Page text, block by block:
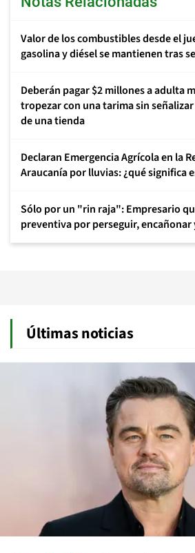
Valor de los combustibles desde el
gasolina y diésel se mantienen tras
Deberán pagar $2 millones a adulta
tropezar con una tarima sin
de una tienda
Declaran Emergencia Agrícola en la
Araucanía por lluvias: ¿qué significa
Sólo por un "rin raja": Empresario
preventiva por perseguir,
Últimas noticias